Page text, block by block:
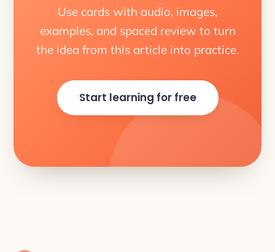
Use cards with audio, images,
examples, and spaced review to turn
the idea from this article into practice.
Start learning for free